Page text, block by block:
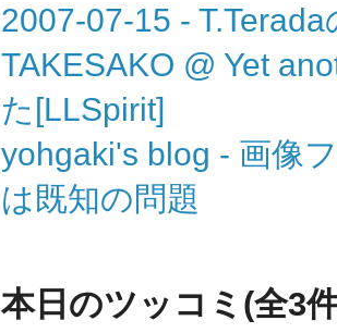
2007-07-15 -
TAKESAKO @ Yet
た[LLSpirit]
yohgaki's blog - 画像
は既知の問題
本日のツッコミ(全3